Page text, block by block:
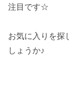
注目です☆
お気に入りを探
しょうか♪